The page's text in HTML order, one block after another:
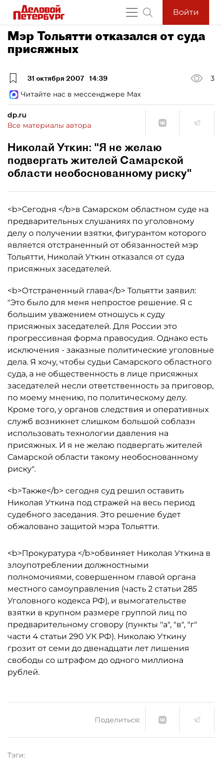
Войти
Мэр Тольятти отказался от суда
присяжных
31 октября 2007 14:39
3
Читайте нас в мессенджере Max
dp.ru
Все материалы автора
Николай Уткин: "Я не желаю
подвергать жителей Самарской
области необоснованному риску"
<b>Сегодня </b>в Самарском областном суде на
предварительных слушаниях по уголовному
делу о получении взятки, фигурантом которого
является отстраненный от обязанностей мэр
Тольятти, Николай Уткин отказался от суда
присяжных заседателей.
<b>Отстраненный глава</b> Тольятти заявил:
"Это было для меня непростое решение. Я с
большим уважением отношусь к суду
присяжных заседателей. Для России это
прогрессивная форма правосудия. Однако есть
исключения - заказные политические уголовные
дела. Я хочу, чтобы судьи Самарского областного
суда, а не общественность в лице присяжных
заседателей несли ответственность за приговор,
по моему мнению, по политическому делу.
Кроме того, у органов следствия и оперативных
служб возникнет слишком большой соблазн
использовать технологии давления на
присяжных. И я не желаю подвергать жителей
Самарской области такому необоснованному
риску".
<b>Также</b> сегодня суд решил оставить
Николая Уткина под стражей на весь период
судебного заседания. Это решение будет
обжаловано защитой мэра Тольятти.
<b>Прокуратура </b>обвиняет Николая Уткина в
злоупотреблении должностными
полномочиями, совершенном главой органа
местного самоуправления (часть 2 статьи 285
Уголовного кодекса РФ), и вымогательстве
взятки в крупном размере группой лиц по
предварительному сговору (пункты "а", "в", "г"
части 4 статьи 290 УК РФ). Николаю Уткину
грозит от семи до двенадцати лет лишения
свободы со штрафом до одного миллиона
рублей.
Поделиться:
Тэги: